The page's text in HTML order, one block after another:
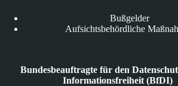
Bußgelder
Aufsichtsbehördliche
Bundesbeauftragte für den
Informationsfreiheit (BfDI)